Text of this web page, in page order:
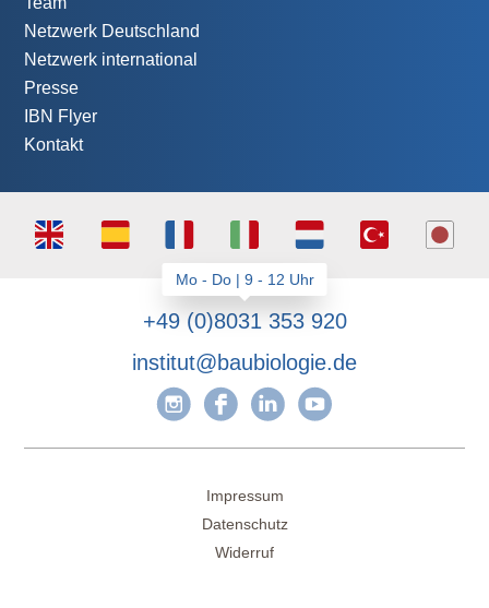
Netzwerk Deutschland
Netzwerk international
Presse
IBN Flyer
Kontakt
+49 (0)8031 353 920
institut@baubiologie.de
Impressum
Datenschutz
Widerruf